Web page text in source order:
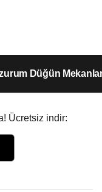
Düğün
Ücretsiz indir: